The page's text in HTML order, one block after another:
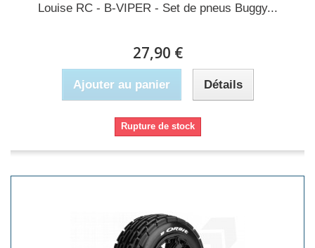
Louise RC - B-VIPER - Set de pneus Buggy...
27,90 €
Ajouter au panier Détails
Rupture de stock